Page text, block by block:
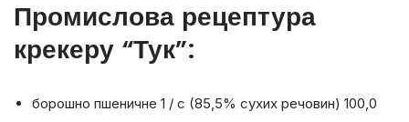
Промислова рецептура
крекеру “Тук”:
борошно пшеничне 1 / с (85,5% сухих речовин) 100,0